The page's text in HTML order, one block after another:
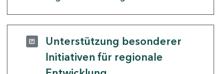
Unterstützung besonderer
Initiativen für regionale